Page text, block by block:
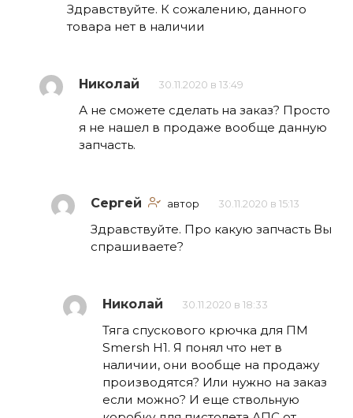
Здравствуйте. К сожалению, данного
товара нет в наличии
Николай 30.11.2020 в 13:49
А не сможете сделать на заказ? Просто
я не нашел в продаже вообще данную
запчасть.
Сергей автор 30.11.2020 в 15:13
Здравствуйте. Про какую запчасть Вы
спрашиваете?
Николай 30.11.2020 в 18:33
Тяга спускового крючка для ПМ
Smersh H1. Я понял что нет в
наличии, они вообще на продажу
производятся? Или нужно на заказ
если можно? И еще ствольную